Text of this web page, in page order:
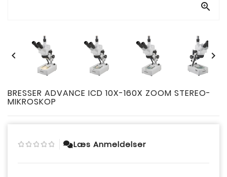

 
BRESSER ADVANCE ICD 10X-160X ZOOM STEREO-
MIKROSKOP
Læs Anmeldelser